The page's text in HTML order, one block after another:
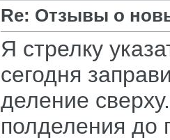
Re: Отзывы о
Я стрелку
сегодня
деление
полделения до